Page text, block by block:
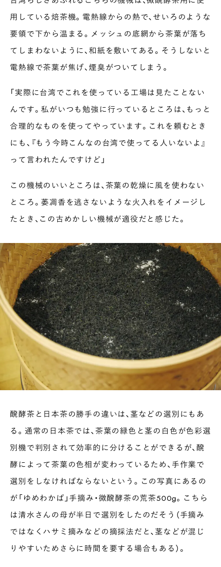
INTERVIEW
Ocha SURU? Lab.
ファーストプレイスで、お茶を
COLUMN
用している焙茶機。電熱線からの熱で、せいろのような
要領で下から温まる。メッシュの底網から茶葉が落ち
てしまわないように、和紙を敷いてある。そうしないと
電熱線で茶葉が焦げ、煙臭がついてしまう。
「実際に台湾でこれを使っている工場は見たことない
んです。私がいつも勉強に行っているところは、もっと
合理的なものを使ってやっています。これを頼むとき
にも、『もう今時こんなの台湾で使ってる人いないよ』
って言われたんですけど」
この機械のいいところは、茶葉の乾燥に風を使わない
ところ。萎凋香を逃さないような火入れをイメージし
たとき、この古めかしい機械が適役だと感じた。
醗酵茶と日本茶の勝手の違いは、茎などの選別にもあ
る。通常の日本茶では、茶葉の緑色と茎の白色が色彩選
別機で判別されて効率的に分けることができるが、醗
酵によって茶葉の色相が変わっているため、手作業で
選別をしなければならないという。この写真にあるの
が「ゆめわかば」手摘み・微醗酵茶の荒茶500g。こちら
は清水さんの母が半日で選別をしたのだそう（手摘み
ではなくハサミ摘みなどの摘採法だと、茎などが混じ
りやすいためさらに時間を要する場合もある）。